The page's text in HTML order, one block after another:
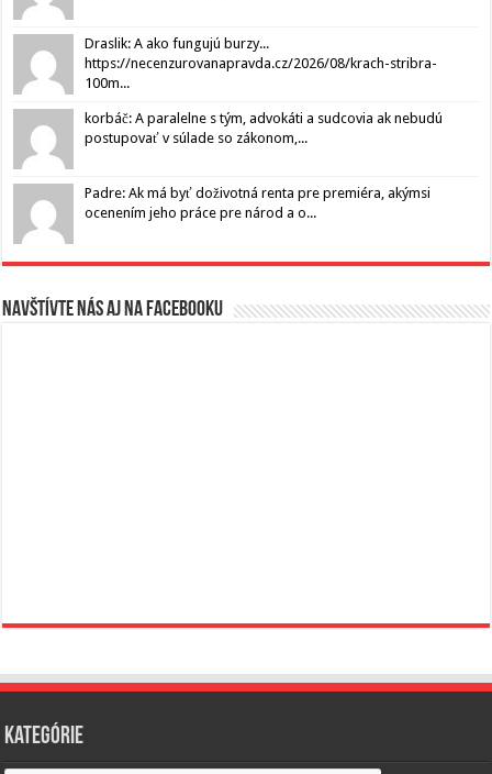
Draslik: A ako fungujú burzy...
https://necenzurovanapravda.cz/2026/08/krach-stribra-
100m...
korbáč: A paralelne s tým, advokáti a sudcovia ak nebudú
postupovať v súlade so zákonom,...
Padre: Ak má byť doživotná renta pre premiéra, akýmsi
ocenením jeho práce pre národ a o...
Navštívte nás aj na Facebooku
Kategórie